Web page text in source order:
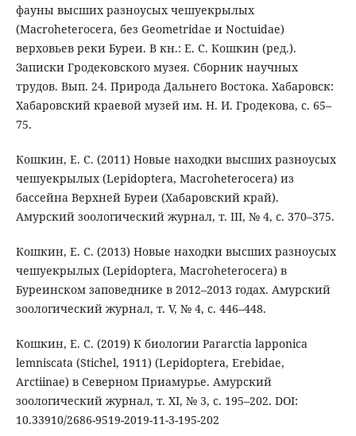
фауны высших разноусых чешуекрылых
(Macroheterocera, без Geometridae и Noctuidae)
верховьев реки Буреи. В кн.: Е. С. Кошкин (ред.).
Записки Гродековского музея. Сборник научных
трудов. Вып. 24. Природа Дальнего Востока. Хабаровск:
Хабаровский краевой музей им. Н. И. Гродекова, с. 65–
75.
Кошкин, Е. С. (2011) Новые находки высших разноусых
чешуекрылых (Lepidoptera, Macroheterocera) из
бассейна Верхней Буреи (Хабаровский край).
Амурский зоологический журнал, т. III, № 4, с. 370–375.
Кошкин, Е. С. (2013) Новые находки высших разноусых
чешуекрылых (Lepidoptera, Macroheterocera) в
Буреинском заповеднике в 2012–2013 годах. Амурский
зоологический журнал, т. V, № 4, с. 446–448.
Кошкин, Е. С. (2019) К биологии Pararctia lapponica
lemniscata (Stichel, 1911) (Lepidoptera, Erebidae,
Arctiinae) в Северном Приамурье. Амурский
зоологический журнал, т. XI, № 3, с. 195–202. DOI:
10.33910/2686-9519-2019-11-3-195-202